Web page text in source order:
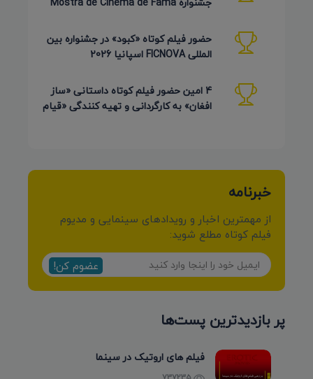
حضور فیلم کوتاه «کبود» در جشنواره بین
المللی FICNOVA اسپانیا 2026
4 امین حضور فیلم کوتاه داستانی «ساز
افغان» به کارگردانی و تهیه کنندگی «قیام
خبرنامه
از مهمترین اخبار و رویدادهای سینمایی و مدیوم
فیلم کوتاه مطلع شوید:
عضوم کن!
پر بازدیدترین پست‌ها
فیلم های اروتیک در سینما